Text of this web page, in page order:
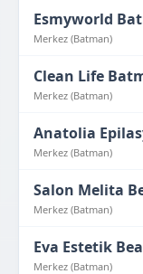
Esmyworld
Merkez (Batman)
Clean Life
Merkez (Batman)
Anatolia
Merkez (Batman)
Salon Melita
Merkez (Batman)
Eva Estetik
Merkez (Batman)